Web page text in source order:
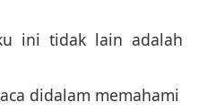
ini tidak lain adalah
didalam memahami